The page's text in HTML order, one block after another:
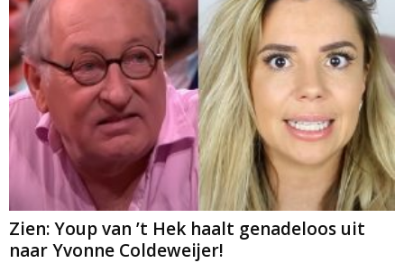
Zien: Youp van ’t Hek haalt genadeloos uit
naar Yvonne Coldeweijer!